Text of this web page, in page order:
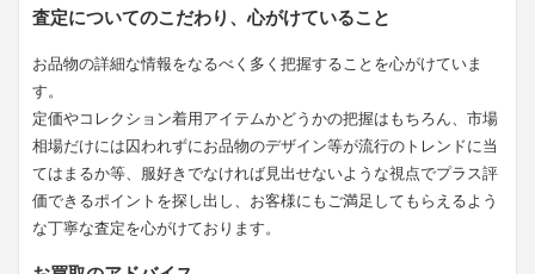
査定についてのこだわり、心がけていること
お品物の詳細な情報をなるべく多く把握することを心がけていま
す。
定価やコレクション着用アイテムかどうかの把握はもちろん、市場
相場だけには囚われずにお品物のデザイン等が流行のトレンドに当
てはまるか等、服好きでなければ見出せないような視点でプラス評
価できるポイントを探し出し、お客様にもご満足してもらえるよう
な丁寧な査定を心がけております。